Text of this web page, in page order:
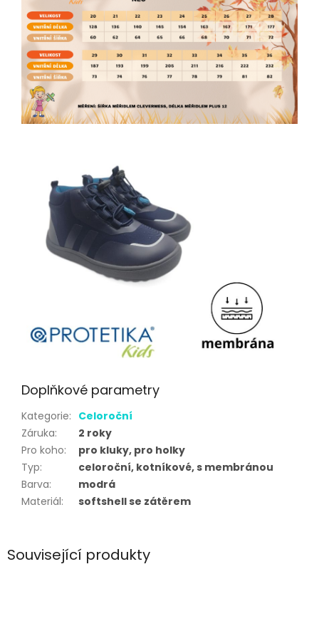
Související produkty
Doplňkové parametry
Kategorie: Celoroční
Záruka:
2 roky
Pro koho:
pro kluky, pro holky
Typ:
celoroční, kotníkové, s membránou
Barva:
modrá
Materiál: softshell se zátěrem